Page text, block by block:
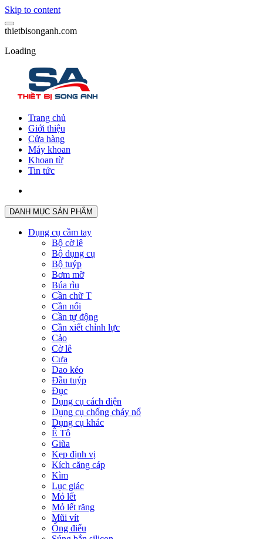
Skip to content
thietbisonganh.com
Loading
Trang chủ
Giới thiệu
Cửa hàng
Máy khoan
Khoan từ
Tin tức
DANH MỤC SẢN PHẨM
Dụng cụ cầm tay
Bộ cờ lê
Bộ dụng cụ
Bộ tuýp
Bơm mỡ
Búa rìu
Cần chữ T
Cần nối
Cần tự động
Cần xiết chỉnh lực
Cảo
Cờ lê
Cưa
Dao kéo
Đầu tuýp
Đục
Dụng cụ cách điện
Dụng cụ chống cháy nổ
Dụng cụ khác
Ê Tô
Giũa
Kẹp định vị
Kích căng cáp
Kìm
Lục giác
Mỏ lết
Mỏ lết răng
Mũi vít
Ống điếu